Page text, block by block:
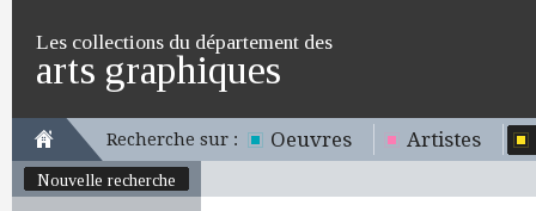
Les collections du département des
arts graphiques
Recherche sur : Oeuvres Artistes
Nouvelle recherche